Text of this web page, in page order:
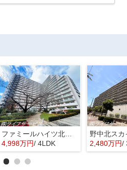
ファミールハイツ北大阪４号棟
4,998万円/ 4LDK
野中北スカ
2,480万円/